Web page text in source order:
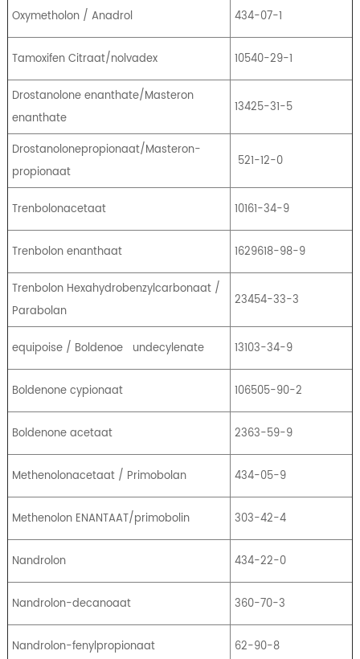
Oxymetholon / Anadrol 434-07-1
Tamoxifen Citraat/nolvadex 10540-29-1
Drostanolone enanthate/Masteron
enanthate
13425-31-5
Drostanolonepropionaat/Masteron-
propionaat
521-12-0
Trenbolonacetaat 10161-34-9
Trenbolon enanthaat 1629618-98-9
Trenbolon Hexahydrobenzylcarbonaat /
Parabolan
23454-33-3
equipoise / Boldenoe undecylenate 13103-34-9
Boldenone cypionaat 106505-90-2
Boldenone acetaat 2363-59-9
Methenolonacetaat / Primobolan 434-05-9
Methenolon ENANTAAT/primobolin 303-42-4
Nandrolon 434-22-0
Nandrolon-decanoaat 360-70-3
Nandrolon-fenylpropionaat 62-90-8